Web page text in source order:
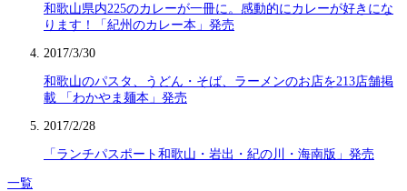
和歌山県内225のカレーが一冊に。感動的にカレーが好きにな
ります！「紀州のカレー本」発売
2017/3/30
和歌山のパスタ、うどん・そば、ラーメンのお店を213店舗掲
載 「わかやま麺本」発売
2017/2/28
「ランチパスポート和歌山・岩出・紀の川・海南版」発売
一覧